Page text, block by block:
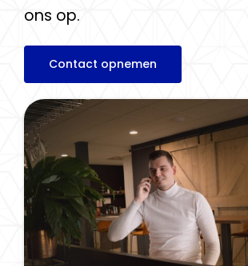
ons op.
Contact opnemen